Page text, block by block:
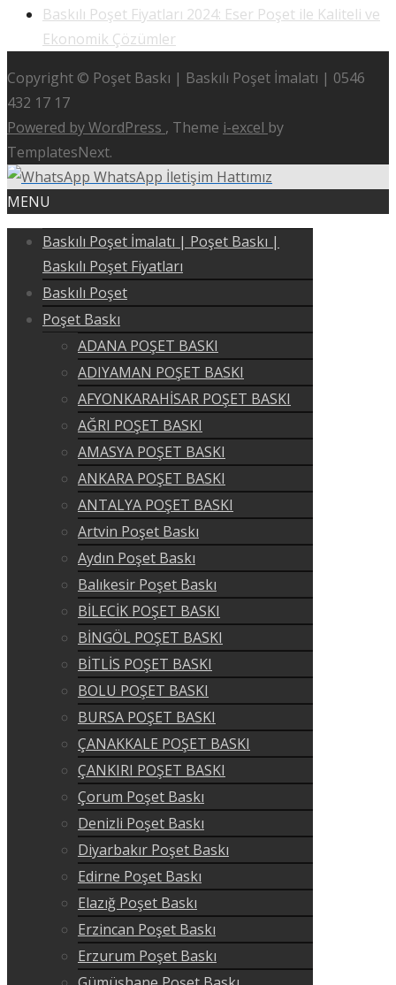
Baskılı Poşet Fiyatları 2024: Eser Poşet ile Kaliteli ve
Ekonomik Çözümler
Copyright © Poşet Baskı | Baskılı Poşet İmalatı | 0546
432 17 17
Powered by WordPress , Theme i-excel by
TemplatesNext.
WhatsApp İletişim Hattımız
MENU
Baskılı Poşet İmalatı | Poşet Baskı |
Baskılı Poşet Fiyatları
Baskılı Poşet
Poşet Baskı
ADANA POŞET BASKI
ADIYAMAN POŞET BASKI
AFYONKARAHİSAR POŞET BASKI
AĞRI POŞET BASKI
AMASYA POŞET BASKI
ANKARA POŞET BASKI
ANTALYA POŞET BASKI
Artvin Poşet Baskı
Aydın Poşet Baskı
Balıkesir Poşet Baskı
BİLECİK POŞET BASKI
BİNGÖL POŞET BASKI
BİTLİS POŞET BASKI
BOLU POŞET BASKI
BURSA POŞET BASKI
ÇANAKKALE POŞET BASKI
ÇANKIRI POŞET BASKI
Çorum Poşet Baskı
Denizli Poşet Baskı
Diyarbakır Poşet Baskı
Edirne Poşet Baskı
Elazığ Poşet Baskı
Erzincan Poşet Baskı
Erzurum Poşet Baskı